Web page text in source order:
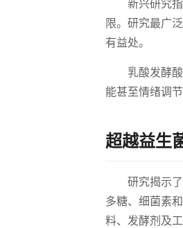
新兴研究
限。研究最广
有益处。
乳酸发酵
能甚至情绪调
超越益生
研究揭示
多糖、细菌素
料、发酵剂及工